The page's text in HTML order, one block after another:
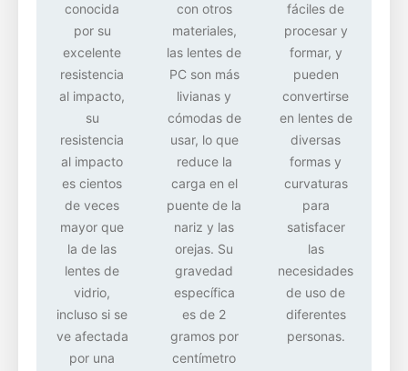
conocida
por su
excelente
resistencia
al impacto,
su
resistencia
al impacto
es cientos
de veces
mayor que
la de las
lentes de
vidrio,
incluso si se
ve afectada
por una
con otros
materiales,
las lentes de
PC son más
livianas y
cómodas de
usar, lo que
reduce la
carga en el
puente de la
nariz y las
orejas. Su
gravedad
específica
es de 2
gramos por
centímetro
fáciles de
procesar y
formar, y
pueden
convertirse
en lentes de
diversas
formas y
curvaturas
para
satisfacer
las
necesidades
de uso de
diferentes
personas.